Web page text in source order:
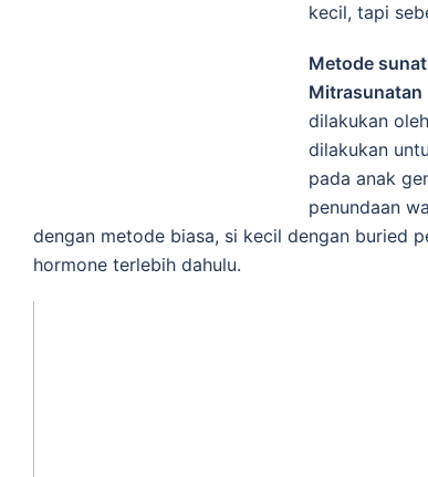
kecil, tapi
Metode
Mitrasunatan
dilakukan
dilakukan
pada anak
penundaan
dengan metode biasa, si kecil dengan buried
hormone terlebih dahulu.